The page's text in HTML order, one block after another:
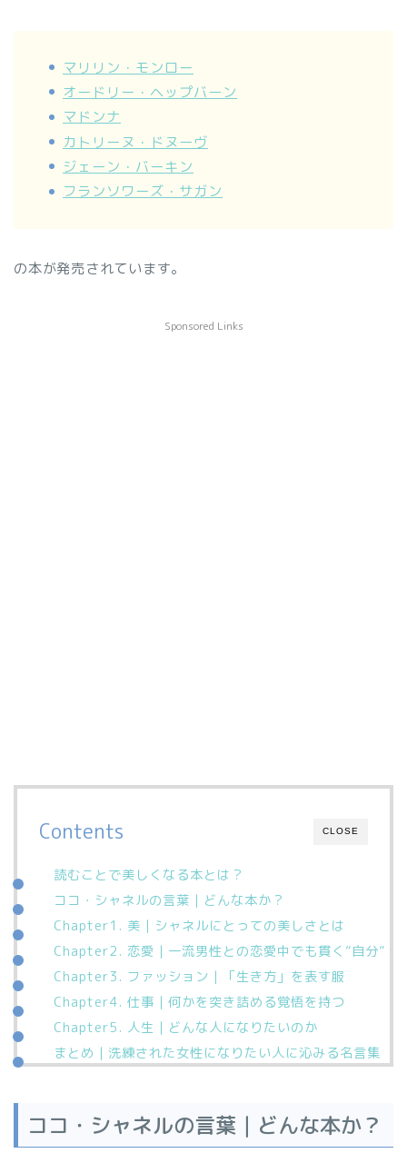
マリリン・モンロー
オードリー・ヘップバーン
マドンナ
カトリーヌ・ドヌーヴ
ジェーン・バーキン
フランソワーズ・サガン
の本が発売されています。
Sponsored Links
CLOSE
Contents
読むことで美しくなる本とは？
ココ・シャネルの言葉｜どんな本か？
Chapter1. 美｜シャネルにとっての美しさとは
Chapter2. 恋愛｜一流男性との恋愛中でも貫く”自分”
Chapter3. ファッション｜「生き方」を表す服
Chapter4. 仕事｜何かを突き詰める覚悟を持つ
Chapter5. 人生｜どんな人になりたいのか
まとめ｜洗練された女性になりたい人に沁みる名言集
ココ・シャネルの言葉｜どんな本か？